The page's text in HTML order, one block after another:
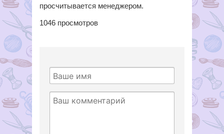
просчитывается менеджером.
1046 просмотров